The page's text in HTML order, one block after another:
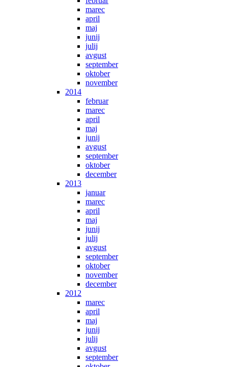
marec
april
maj
junij
julij
avgust
september
oktober
november
2014
februar
marec
april
maj
junij
avgust
september
oktober
december
2013
januar
marec
april
maj
junij
julij
avgust
september
oktober
november
december
2012
marec
april
maj
junij
julij
avgust
september